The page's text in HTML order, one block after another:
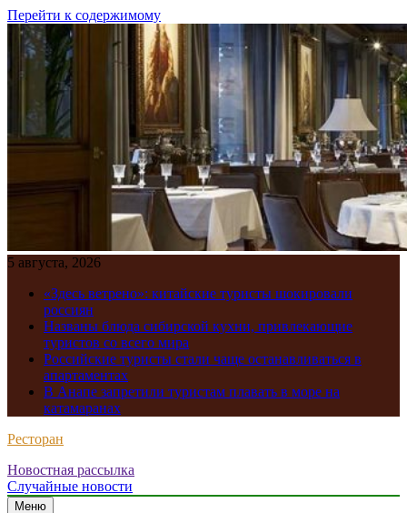
Перейти к содержимому
5 августа, 2026
«Здесь ветрено»: китайские туристы шокировали
россиян
Названы блюда сибирской кухни, привлекающие
туристов со всего мира
Российские туристы стали чаще останавливаться в
апартаментах
В Анапе запретили туристам плавать в море на
катамаранах
Ресторан
Новостная рассылка
Случайные новости
Меню